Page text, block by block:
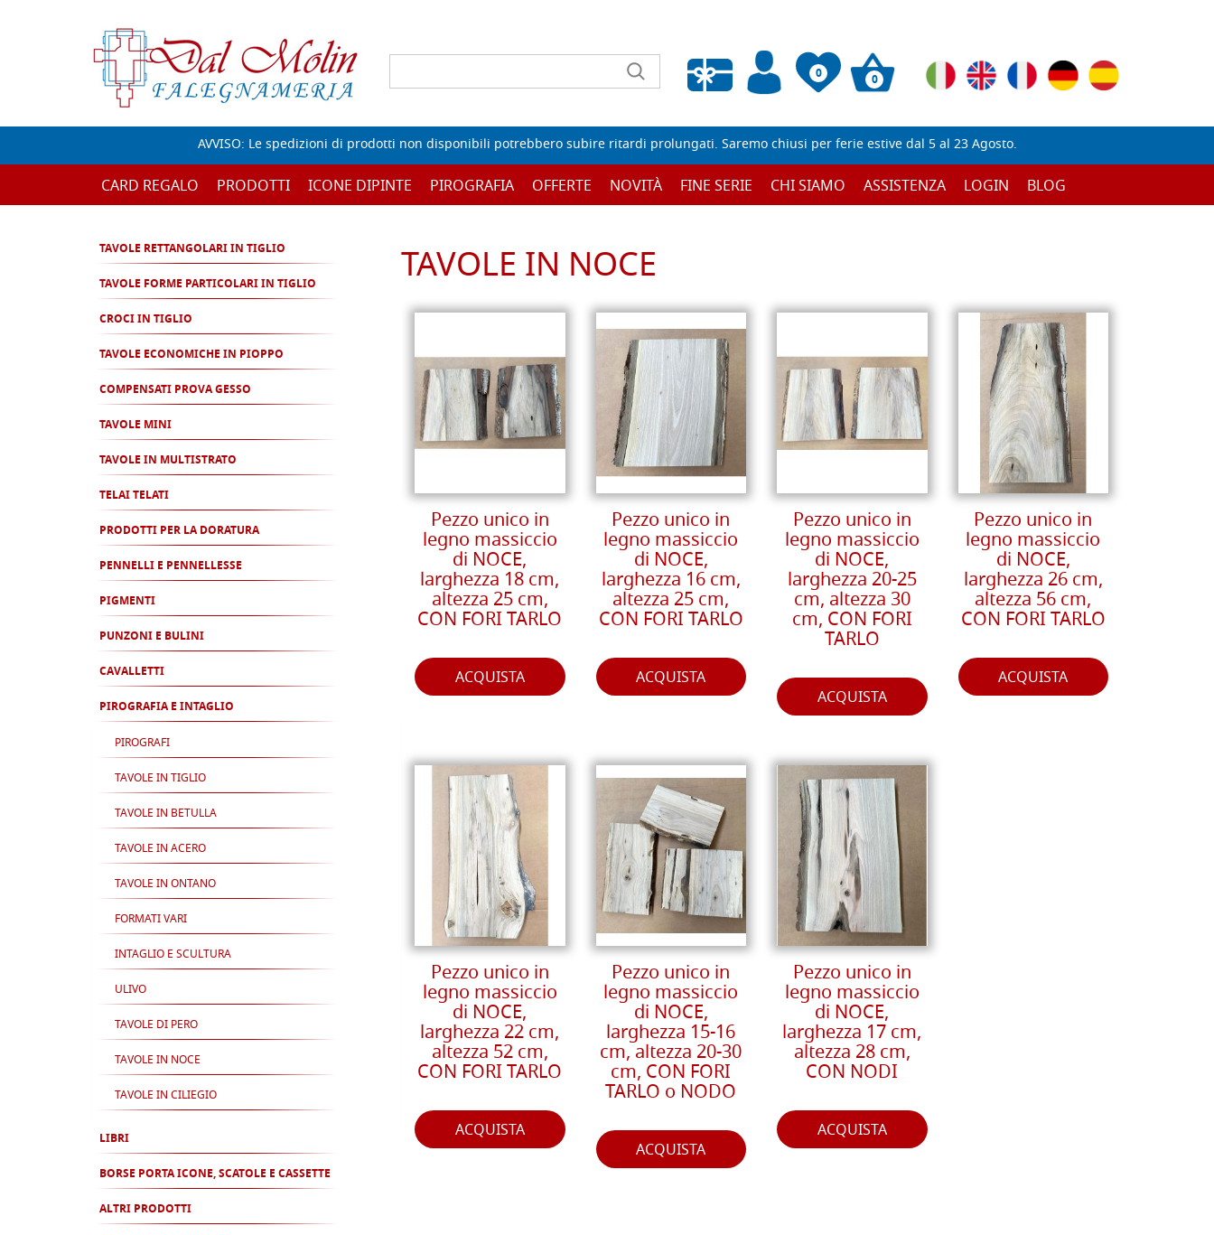
0
Wishlist vuota
0
AVVISO: Le spedizioni di prodotti non disponibili potrebbero subire ritardi prolungati. Saremo chiusi per ferie estive dal 5 al 23 Agosto.
CARD REGALO PRODOTTI ICONE DIPINTE PIROGRAFIA OFFERTE NOVITÀ FINE SERIE CHI SIAMO ASSISTENZA LOGIN BLOG
TAVOLE RETTANGOLARI IN TIGLIO
TAVOLE FORME PARTICOLARI IN TIGLIO
CROCI IN TIGLIO
TAVOLE ECONOMICHE IN PIOPPO
COMPENSATI PROVA GESSO
TAVOLE MINI
TAVOLE IN MULTISTRATO
TELAI TELATI
PRODOTTI PER LA DORATURA
PENNELLI E PENNELLESSE
PIGMENTI
PUNZONI E BULINI
CAVALLETTI
PIROGRAFIA E INTAGLIO
PIROGRAFI
TAVOLE IN TIGLIO
TAVOLE IN BETULLA
TAVOLE IN ACERO
TAVOLE IN ONTANO
FORMATI VARI
INTAGLIO E SCULTURA
ULIVO
TAVOLE DI PERO
TAVOLE IN NOCE
TAVOLE IN CILIEGIO
LIBRI
BORSE PORTA ICONE, SCATOLE E CASSETTE
ALTRI PRODOTTI
TAVOLE IN NOCE
Pezzo unico in
legno massiccio
di NOCE,
larghezza 18 cm,
altezza 25 cm,
CON FORI TARLO
ACQUISTA
Pezzo unico in
legno massiccio
di NOCE,
larghezza 16 cm,
altezza 25 cm,
CON FORI TARLO
ACQUISTA
Pezzo unico in
legno massiccio
di NOCE,
larghezza 20-25
cm, altezza 30
cm, CON FORI
TARLO
ACQUISTA
Pezzo unico in
legno massiccio
di NOCE,
larghezza 26 cm,
altezza 56 cm,
CON FORI TARLO
ACQUISTA
Pezzo unico in
legno massiccio
di NOCE,
larghezza 22 cm,
altezza 52 cm,
CON FORI TARLO
ACQUISTA
Pezzo unico in
legno massiccio
di NOCE,
larghezza 15-16
cm, altezza 20-30
cm, CON FORI
TARLO o NODO
ACQUISTA
Pezzo unico in
legno massiccio
di NOCE,
larghezza 17 cm,
altezza 28 cm,
CON NODI
ACQUISTA